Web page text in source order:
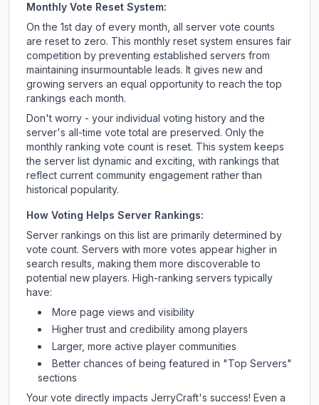
Monthly Vote Reset System:
On the 1st day of every month, all server vote counts
are reset to zero. This monthly reset system ensures fair
competition by preventing established servers from
maintaining insurmountable leads. It gives new and
growing servers an equal opportunity to reach the top
rankings each month.
Don't worry - your individual voting history and the
server's all-time vote total are preserved. Only the
monthly ranking vote count is reset. This system keeps
the server list dynamic and exciting, with rankings that
reflect current community engagement rather than
historical popularity.
How Voting Helps Server Rankings:
Server rankings on this list are primarily determined by
vote count. Servers with more votes appear higher in
search results, making them more discoverable to
potential new players. High-ranking servers typically
have:
More page views and visibility
Higher trust and credibility among players
Larger, more active player communities
Better chances of being featured in "Top Servers"
sections
Your vote directly impacts JerryCraft's success! Even a